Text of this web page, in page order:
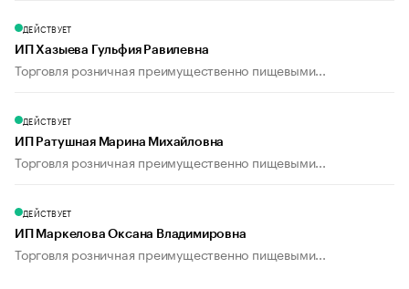
ДЕЙСТВУЕТ
ИП Хазыева Гульфия Равилевна
Торговля розничная преимущественно пищевыми...
ДЕЙСТВУЕТ
ИП Ратушная Марина Михайловна
Торговля розничная преимущественно пищевыми...
ДЕЙСТВУЕТ
ИП Маркелова Оксана Владимировна
Торговля розничная преимущественно пищевыми...